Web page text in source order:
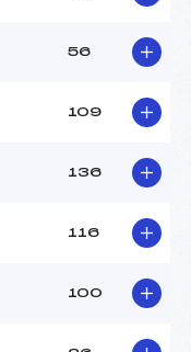
56
109
136
116
100